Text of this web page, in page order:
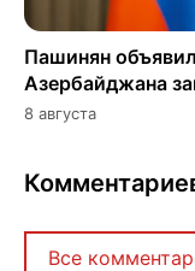
Пашинян
Азербайджана
8 августа
Все